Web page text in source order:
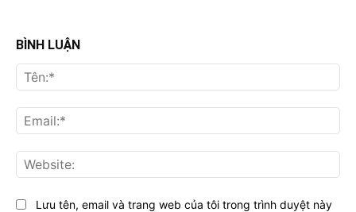
BÌNH LUẬN
Lưu tên, email và trang web của tôi trong trình duyệt này